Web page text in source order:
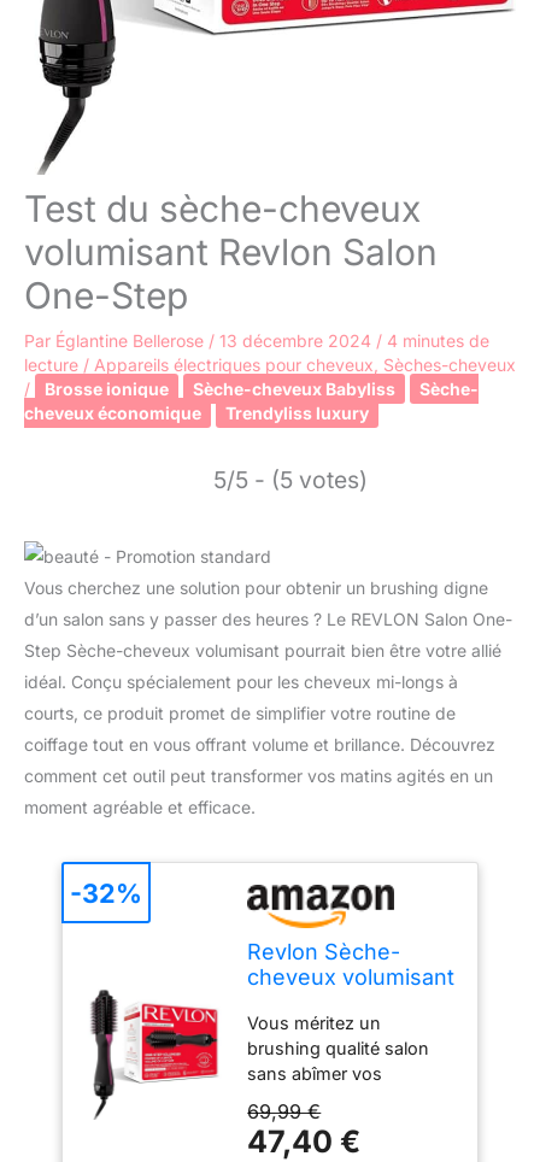
Test du sèche-cheveux
volumisant Revlon Salon
One-Step
Par Églantine Bellerose / 13 décembre 2024 / 4 minutes de
lecture / Appareils électriques pour cheveux Sèches-cheveux
/
Brosse ionique Sèche-cheveux Babyliss
Sèche-
cheveux économique
Trendyliss luxury
5/5 - (5 votes)
Vous cherchez une solution pour obtenir un brushing digne
d’un salon sans y passer des heures ? Le REVLON Salon One-
Step Sèche-cheveux volumisant pourrait bien être votre allié
idéal. Conçu spécialement pour les cheveux mi-longs à
courts, ce produit promet de simplifier votre routine de
coiffage tout en vous offrant volume et brillance. Découvrez
comment cet outil peut transformer vos matins agités en un
moment agréable et efficace.
Revlon Sèche-
cheveux volumisant
RVDR5282UKE
Vous méritez un
brushing qualité salon
sans abîmer vos
monnaie. Ce One-Step
VOLUMISER
69,99 €
47,40 €
-32%